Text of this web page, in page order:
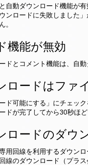
自動ダウンロード機能が有
ンロードに失敗しました
。
機能が無効
ドとコメント機能は、自
ロードはファ
ド可能にする」にチェッ
ドが完了してから30秒ほ
ロードのダウ
用回線を利用するダウン
線のダウンロード（プラ